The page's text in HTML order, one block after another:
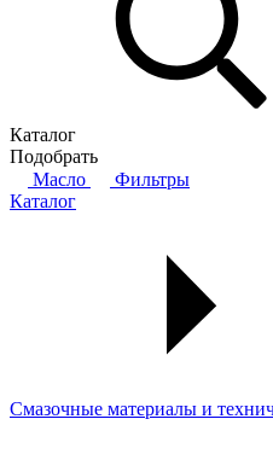
Каталог
Подобрать
Масло
Фильтры
Каталог
Смазочные материалы и